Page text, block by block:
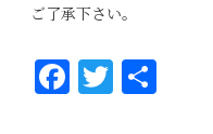
ご了承下さい。
Fa T